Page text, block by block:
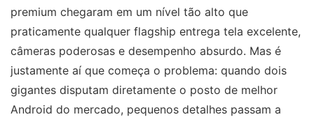
premium chegaram em um nível tão alto que
praticamente qualquer flagship entrega tela excelente,
câmeras poderosas e desempenho absurdo. Mas é
justamente aí que começa o problema: quando dois
gigantes disputam diretamente o posto de melhor
Android do mercado, pequenos detalhes passam a